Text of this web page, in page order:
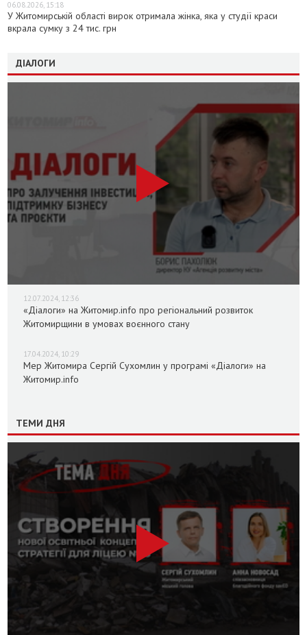
06.08.2026, 15:18
У Житомирській області вирок отримала жінка, яка у студії краси
вкрала сумку з 24 тис. грн
ДІАЛОГИ
12.07.2024, 12:36
«Діалоги» на Житомир.info про регіональний розвиток
Житомирщини в умовах воєнного стану
17.04.2024, 10:29
Мер Житомира Сергій Сухомлин у програмі «Діалоги» на
Житомир.info
ТЕМИ ДНЯ